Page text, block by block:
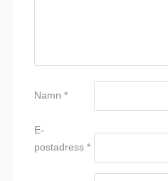
Namn *
E-
postadress *